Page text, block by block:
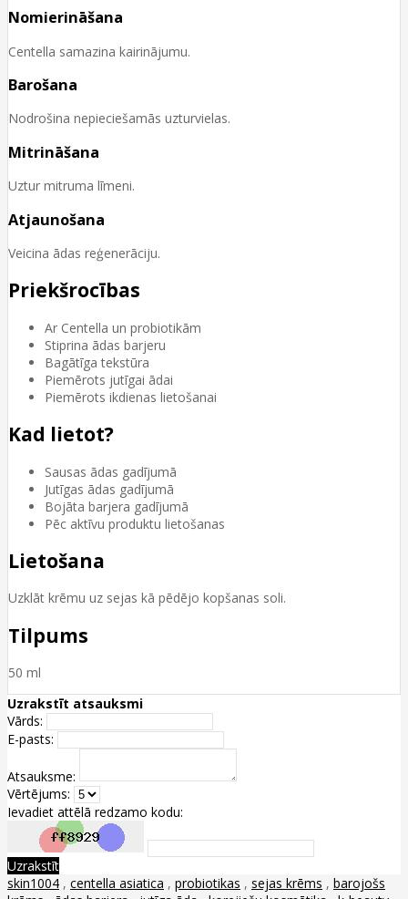
Nomierināšana
Centella samazina kairinājumu.
Barošana
Nodrošina nepieciešamās uzturvielas.
Mitrināšana
Uztur mitruma līmeni.
Atjaunošana
Veicina ādas reģenerāciju.
Priekšrocības
Ar Centella un probiotikām
Stiprina ādas barjeru
Bagātīga tekstūra
Piemērots jutīgai ādai
Piemērots ikdienas lietošanai
Kad lietot?
Sausas ādas gadījumā
Jutīgas ādas gadījumā
Bojāta barjera gadījumā
Pēc aktīvu produktu lietošanas
Lietošana
Uzklāt krēmu uz sejas kā pēdējo kopšanas soli.
Tilpums
50 ml
Uzrakstīt atsauksmi
Vārds:
E-pasts:
Atsauksme:
Vērtējums:
Ievadiet attēlā redzamo kodu:
Uzrakstīt
skin1004 , centella asiatica , probiotikas , sejas krēms , barojošs